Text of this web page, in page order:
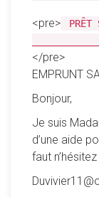
<pre>
PRÊT
</pre>
EMPRUNT
Bonjour,
Je suis
d’une aide
faut